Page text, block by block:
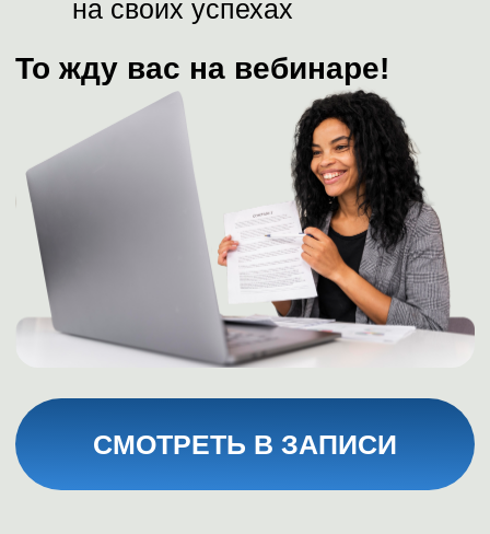
ЗАРЕГИСТРИРОВАТЬСЯ НА
ВЕБИНАРЫ
ОТЗЫВЫ О НАШИХ
ВЕБИНАРАХ